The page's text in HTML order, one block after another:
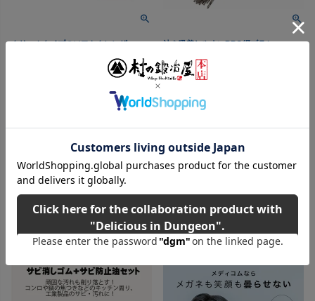
クリームタイプのソフトクレンザー
【AU-100】あっ！とオレンジ
プロ 納得！鏡のウロコ落とし
100g 専用マイクロファイバ
ドーイチ
鏡や蛇口まわりのうろこ取り
税込価格
カートに入れる
油を吸着しやすいBBQ網ブラシ
村の鍛冶屋 BBQ網専用ブラシ
［MK-0057］
網に金属片が残らない！
【頑張って送料無料！】
税込価格 ¥880税込